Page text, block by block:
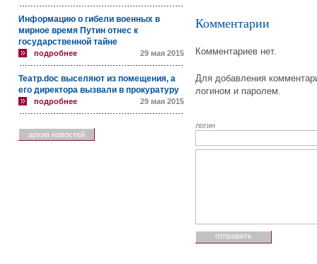
Информацию о гибели военных в
мирное время Путин отнес к
государственной тайне
подробнее 29 мая 2015
Театр.doc выселяют из помещения, а
его директора вызвали в прокуратуру
подробнее 29 мая 2015
архив новостей
Комментарии
Комментариев нет.
Для добавления
логином и паролем.
логин